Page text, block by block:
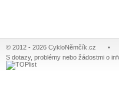
© 2012 - 2026 CykloNěmčík.cz •
S dotazy, problémy nebo žádostmi o